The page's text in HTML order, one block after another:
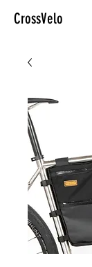
CrossVelo